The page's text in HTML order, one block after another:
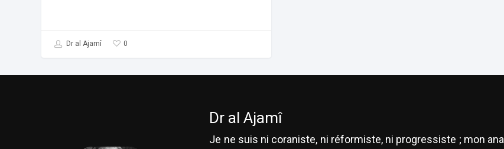
Dr al Ajamî 0
Dr al Ajamî
Je ne suis ni coraniste, ni réformiste, ni progressiste ; mon